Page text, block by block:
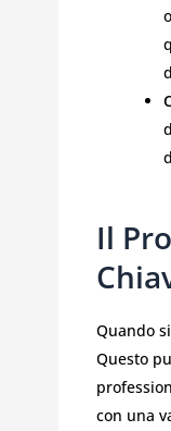
Il
Quando
Questo
con una